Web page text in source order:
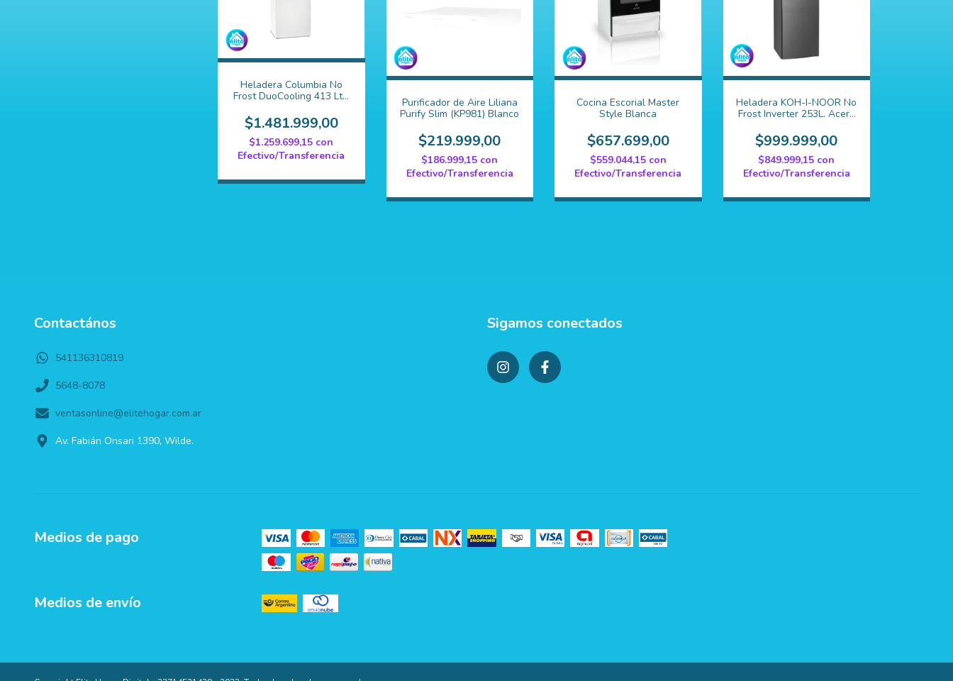
Heladera Columbia No
Frost DuoCooling 413 Lts.
$1.481.999,00
$1.259.699,15 con
Efectivo/Transferencia
Purificador de Aire Liliana
Purify Slim (KP981) Blanco
$219.999,00
$186.999,15 con
Efectivo/Transferencia
Cocina Escorial Master
Style Blanca
$657.699,00
$559.044,15 con
Efectivo/Transferencia
Heladera KOH-I-NOOR No
Frost Inverter 253L. Acero
$999.999,00
$849.999,15 con
Efectivo/Transferencia
Contactános
541136310819
5648-8078
ventasonline@elitehogar.com.ar
Av. Fabián Onsari 1390, Wilde.
Sigamos conectados
Medios de pago
Medios de envío